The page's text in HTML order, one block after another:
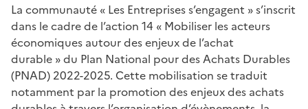
La communauté « Les Entreprises s’engagent » s’inscrit
dans le cadre de l’action 14 « Mobiliser les acteurs
économiques autour des enjeux de l’achat
durable » du Plan National pour des Achats Durables
(PNAD) 2022-2025. Cette mobilisation se traduit
notamment par la promotion des enjeux des achats